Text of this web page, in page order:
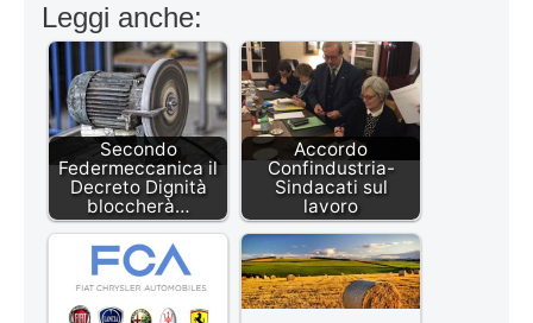
Leggi anche:
Secondo
Federmeccanica il
Decreto Dignità
bloccherà…
Accordo
Confindustria-
Sindacati sul
lavoro